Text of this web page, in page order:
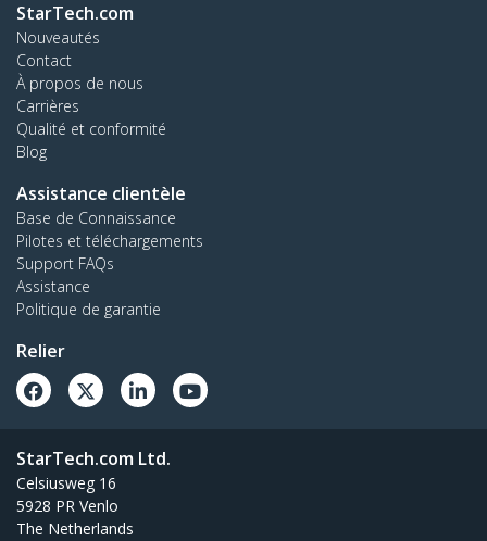
StarTech.com
Nouveautés
Contact
À propos de nous
Carrières
Qualité et conformité
Blog
Assistance clientèle
Base de Connaissance
Pilotes et téléchargements
Support FAQs
Assistance
Politique de garantie
Relier
StarTech.com Ltd.
Celsiusweg 16
5928 PR Venlo
The Netherlands